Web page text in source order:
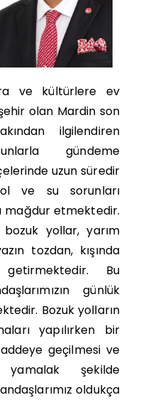
ve kültürlere ev
olan Mardin son
ilgilendiren
gündeme
uzun süredir
ve su sorunları
mağdur etmektedir.
yollar, yarım
tozdan, kışında
Bu
günlük
Bozuk yolların
yapılırken bir
geçilmesi ve
şekilde
oldukça